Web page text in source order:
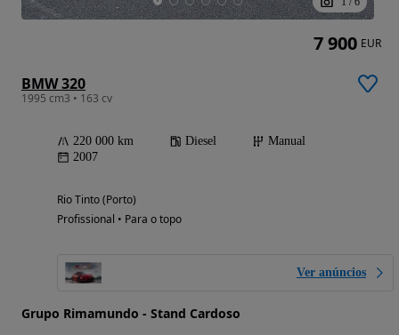
BMW 320
1995 cm3 • 163 cv
220 000 km Diesel
Manual
2007
Rio Tinto (Porto)
Profissional • Para o topo
Ver anúncios
Grupo Rimamundo - Stand Cardoso
7 900 EUR